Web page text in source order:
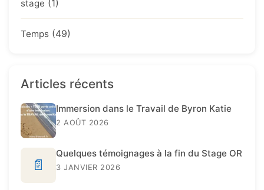
stage (1)
Temps (49)
Articles récents
Immersion dans le Travail de Byron Katie
2 AOÛT 2026
📄
Quelques témoignages à la fin du Stage OR
3 JANVIER 2026